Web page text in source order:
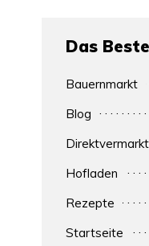
Das
Bauernmarkt
Blog
Hofladen
Rezepte
Startseite